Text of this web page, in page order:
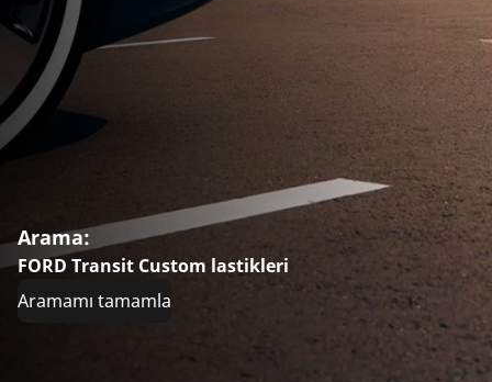
Arama:
FORD Transit Custom lastikleri
Aramamı tamamla